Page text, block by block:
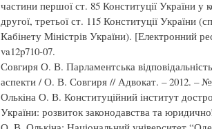
частини першої ст. 85 Конституції України у
другої, третьої ст. 115 Конституції України
Кабінету Міністрів України). [Електронний
va12p710-07.
Совгиря О. В. Парламентська
аспекти / О. В. Совгиря // Адвокат. – 2012. –
Олькіна О. В. Конституційний інститут
України: розвиток законодавства та